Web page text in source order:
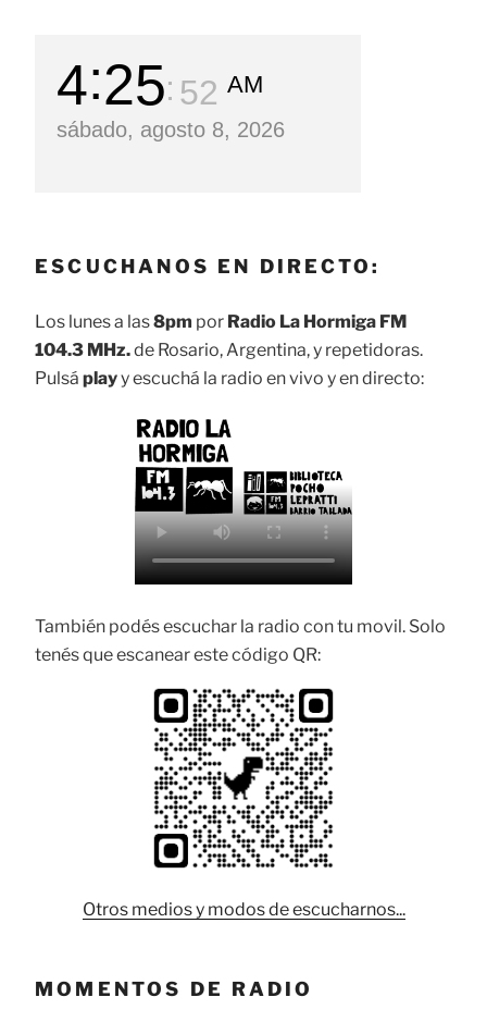
4 25 54 AM
sábado, agosto 8, 2026
ESCUCHANOS EN DIRECTO:
Los lunes a las8pm por Radio La Hormiga FM
104.3 MHz.de Rosario, Argentina, y repetidoras.
Pulsá playy escuchá la radio en vivo y en directo:
También podés escuchar la radio con tu movil. Solo
tenés que escanear este código QR:
Otros medios y modos de escucharnos...
MOMENTOS DE RADIO